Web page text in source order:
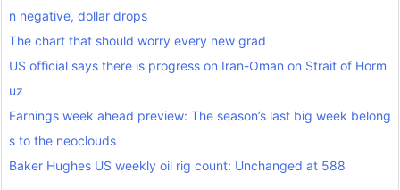
n negative, dollar drops
The chart that should worry every new grad
US official says there is progress on Iran-Oman on Strait of Horm
uz
Earnings week ahead preview: The season’s last big week belong
s to the neoclouds
Baker Hughes US weekly oil rig count: Unchanged at 588